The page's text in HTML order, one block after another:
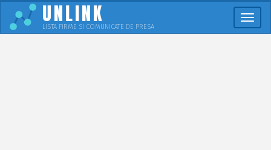
UNLINK
LISTA FIRME SI COMUNICATE DE PRESA